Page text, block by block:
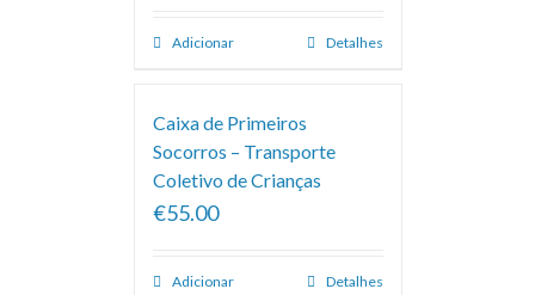
Adicionar Detalhes
Caixa de Primeiros
Socorros – Transporte
Coletivo de Crianças
€55.00
Adicionar Detalhes